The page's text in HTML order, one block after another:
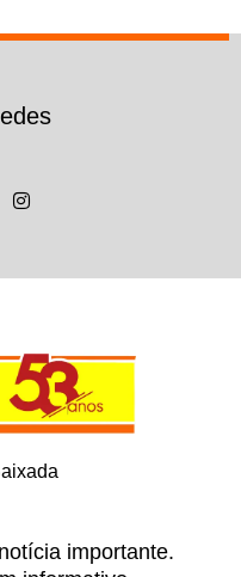
importante.